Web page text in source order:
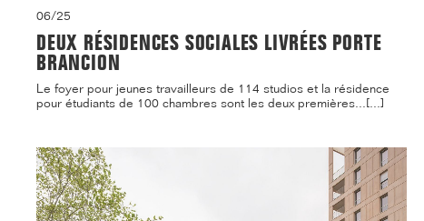
06/25
DEUX RÉSIDENCES SOCIALES LIVRÉES PORTE
BRANCION
Le foyer pour jeunes travailleurs de 114 studios et la résidence
pour étudiants de 100 chambres sont les deux premières...[...]